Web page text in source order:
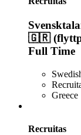
🇬🇷
Full Time
Greece
Recruitas